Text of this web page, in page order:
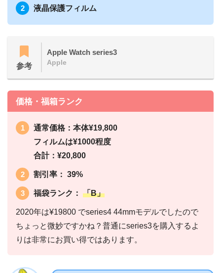
液晶保護フィルム
参考
Apple Watch series3
Apple
価格・福箱ランク
通常価格：本体¥19,800
フィルムは¥1000程度
合計：¥20,800
割引率： 39%
福袋ランク：「B」
2020年は¥19800 でseries4 44mmモデルでしたので
ちょっと微妙ですかね？普通にseries3を購入するよ
りは非常にお買い得ではあります。